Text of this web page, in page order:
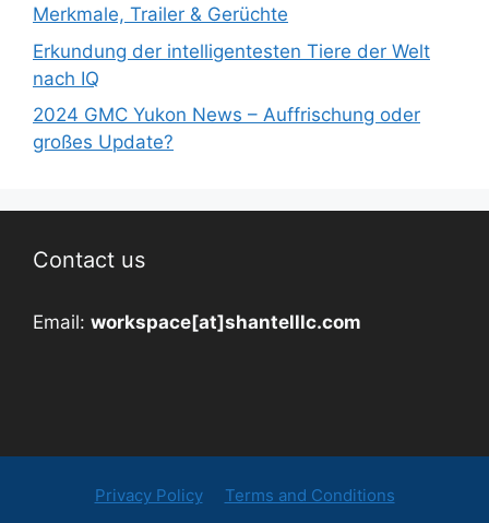
Merkmale, Trailer & Gerüchte
Erkundung der intelligentesten Tiere der Welt
nach IQ
2024 GMC Yukon News – Auffrischung oder
großes Update?
Contact us
Email: workspace[at]shantelllc.com
Privacy Policy
Terms and Conditions